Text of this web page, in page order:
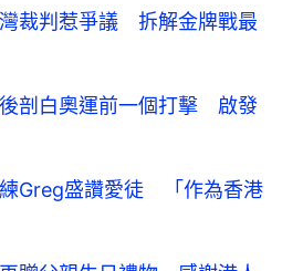
裁判惹爭議 拆解金牌戰最
剖白奧運前一個打擊 啟發
Greg盛讚愛徒 「作為香港